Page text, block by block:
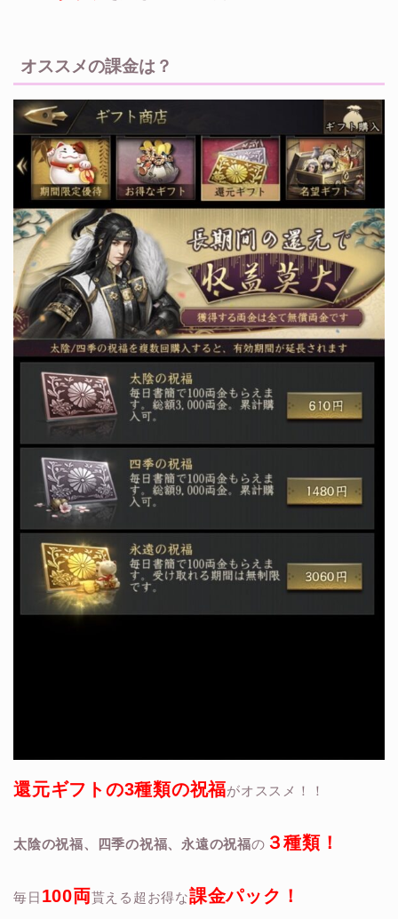
オススメの課金は？
還元ギフトの3種類の祝福がオススメ！！
太陰の祝福、四季の祝福、永遠の祝福の ３種類！
毎日 100両貰える超お得な課金パック！